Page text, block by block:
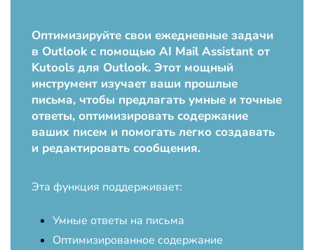
Оптимизируйте свои ежедневные задачи
в Outlook с помощью AI Mail Assistant от
Kutools для Outlook. Этот мощный
инструмент изучает ваши прошлые
письма, чтобы предлагать умные и точные
ответы, оптимизировать содержание
ваших писем и помогать легко создавать
и редактировать сообщения.
Эта функция поддерживает:
Умные ответы на письма
Оптимизированное содержание